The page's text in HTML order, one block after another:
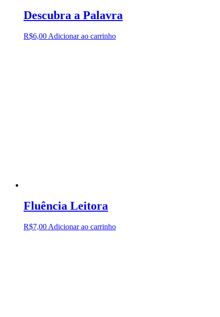
Descubra a Palavra
R$6,00 Adicionar ao carrinho
Fluência Leitora
R$7,00 Adicionar ao carrinho